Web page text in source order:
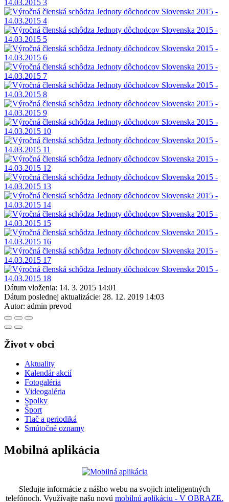
Dátum vloženia: 14. 3. 2015 14:01
Dátum poslednej aktualizácie: 28. 12. 2019 14:03
Autor: admin prevod
Život v obci
Aktuality
Kalendár akcií
Fotogaléria
Videogaléria
Spolky
Šport
Tlač a periodiká
Smútočné oznamy
Mobilná aplikácia
Sledujte informácie z nášho webu na svojich inteligentných
telefónoch. Využívajte našu novú mobilnú aplikáciu - V OBRAZE.